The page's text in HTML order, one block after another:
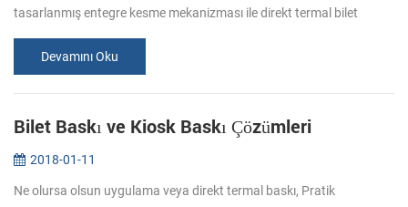
tasarlanmış entegre kesme mekanizması ile direkt termal bilet
Devamını Oku
Bilet Baskı ve Kiosk Baskı Çözümleri
2018-01-11
Ne olursa olsun uygulama veya direkt termal baskı, Pratik